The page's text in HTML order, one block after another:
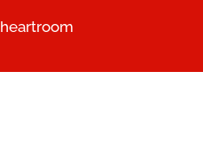
heartroom